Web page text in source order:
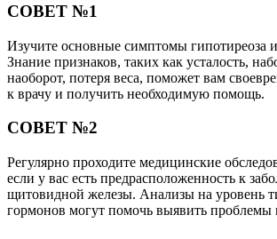
СОВЕТ №1
Изучите основные симптомы гипотиреоза и
Знание признаков, таких как усталость,
наоборот, потеря веса, поможет вам
к врачу и получить необходимую помощь.
СОВЕТ №2
Регулярно проходите медицинские
если у вас есть предрасположенность к
щитовидной железы. Анализы на уровень
гормонов могут помочь выявить проблемы